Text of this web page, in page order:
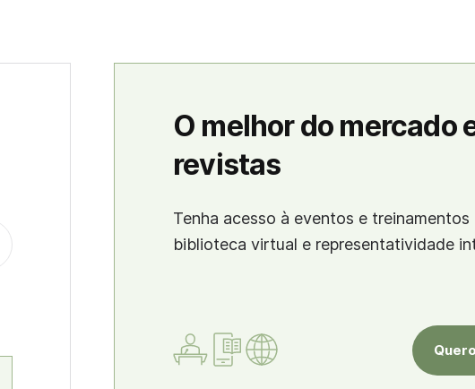
O melhor do mercado
revistas
Tenha acesso à eventos e treinamentos
biblioteca virtual e representatividade